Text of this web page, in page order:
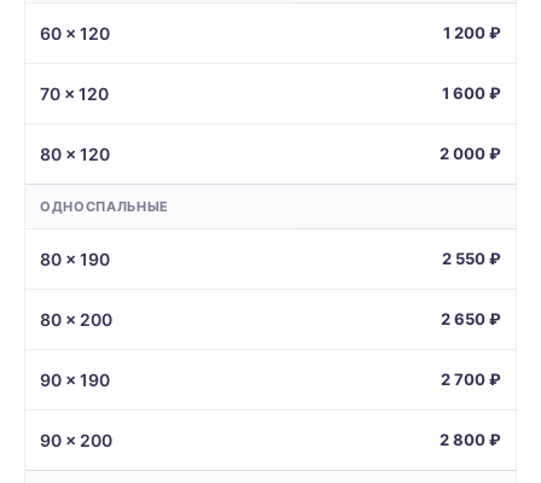
60 × 120 1 200 ₽
70 × 120 1 600 ₽
80 × 120 2 000 ₽
ОДНОСПАЛЬНЫЕ
80 × 190 2 550 ₽
80 × 200 2 650 ₽
90 × 190 2 700 ₽
90 × 200 2 800 ₽